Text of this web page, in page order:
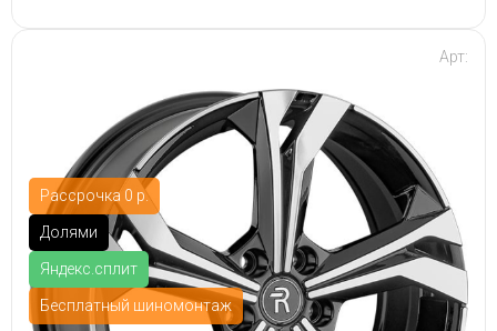
Рассрочка 0 р.
Долями
Яндекс.сплит
Бесплатный шиномонтаж
Арт: